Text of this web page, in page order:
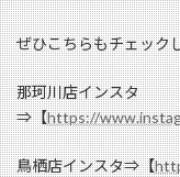
ぜひこちらもチェック
那珂川店インスタ
⇒【https://
鳥栖店インスタ⇒【